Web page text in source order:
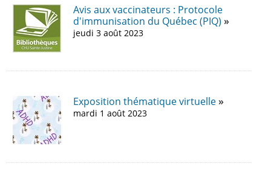
Avis aux vaccinateurs : Protocole
d'immunisation du Québec (PIQ)
jeudi 3 août 2023
Exposition thématique virtuelle
mardi 1 août 2023